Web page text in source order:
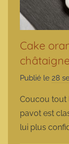
Cake
Publié le 28
Coucou tout
pavot est
lui plus